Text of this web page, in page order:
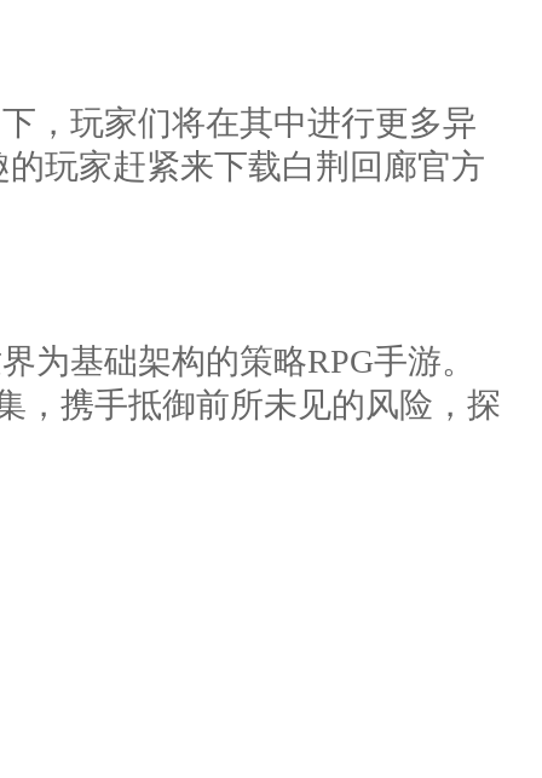
，玩家们将在其中进行更多异
玩家赶紧来下载白荆回廊官方
为基础架构的策略RPG手游。
，携手抵御前所未见的风险，探